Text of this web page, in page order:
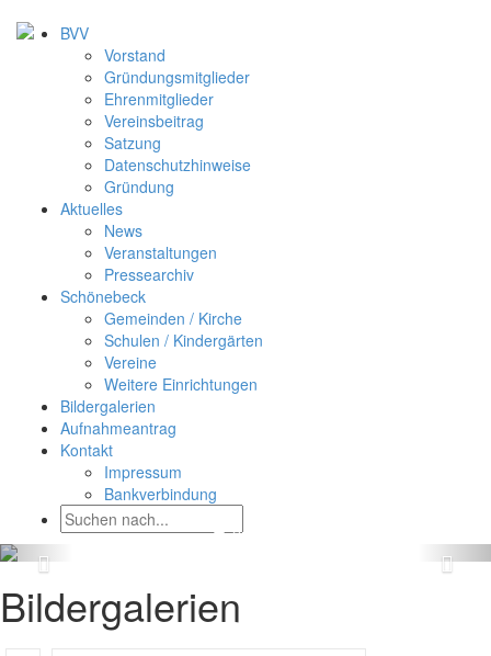
BVV
Vorstand
Gründungsmitglieder
Ehrenmitglieder
Vereinsbeitrag
Satzung
Datenschutzhinweise
Gründung
Aktuelles
News
Veranstaltungen
Pressearchiv
Schönebeck
Gemeinden / Kirche
Schulen / Kindergärten
Vereine
Weitere Einrichtungen
Bildergalerien
Aufnahmeantrag
Kontakt
Impressum
Bankverbindung
Bildergalerien